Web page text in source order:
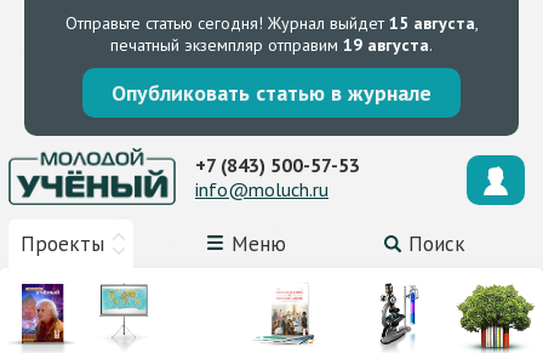
Отправьте статью сегодня! Журнал выйдет15 августа,
печатный экземпляр отправим 19 августа.
Опубликовать статью в журнале
Проекты Меню Поиск
+7 (843) 500-57-53
info@moluch.ru